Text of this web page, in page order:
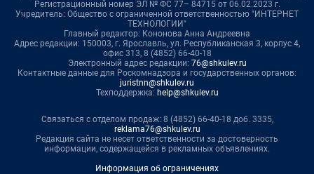
Регистрационный номер ЭЛ № ФС 77– 84715 от 06.02.2023 г.
Учредитель: Общество с ограниченной ответственностью "ИНТЕРНЕТ
ТЕХНОЛОГИИ"
Главный редактор: Кононова Анна Андреевна
Адрес редакции: 150003, г. Ярославль, ул. Республиканская 3, корпус 4,
офис 313, 8 (4852) 66-40-18
Электронный адрес редакции: 76@shkulev.ru
Контактные данные для Роскомнадзора и государственных органов:
juristnn@shkulev.ru
Техподдержка: help@shkulev.ru
Связаться с отделом продаж: 8 (4852) 66-40-18 доб. 3335,
reklama76@shkulev.ru
Редакция сайта не несет ответственности за достоверность
информации, содержащейся в рекламных объявлениях.
Информация об ограничениях